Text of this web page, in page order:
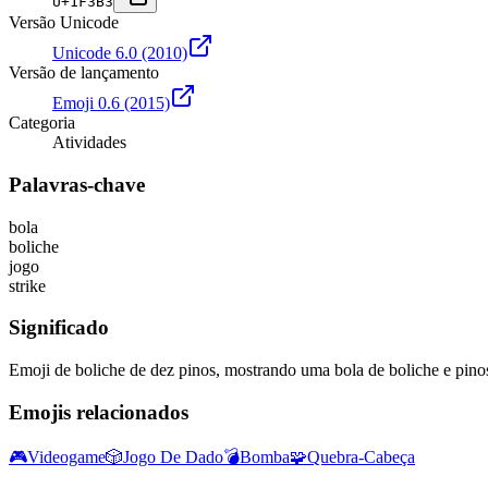
Versão Unicode
Unicode 6.0 (2010)
Versão de lançamento
Emoji 0.6 (2015)
Categoria
Atividades
Palavras-chave
bola
boliche
jogo
strike
Significado
Emoji de boliche de dez pinos, mostrando uma bola de boliche e
Emojis relacionados
🎮Videogame🎲Jogo De Dado💣Bomba🧩Quebra-Cabeça